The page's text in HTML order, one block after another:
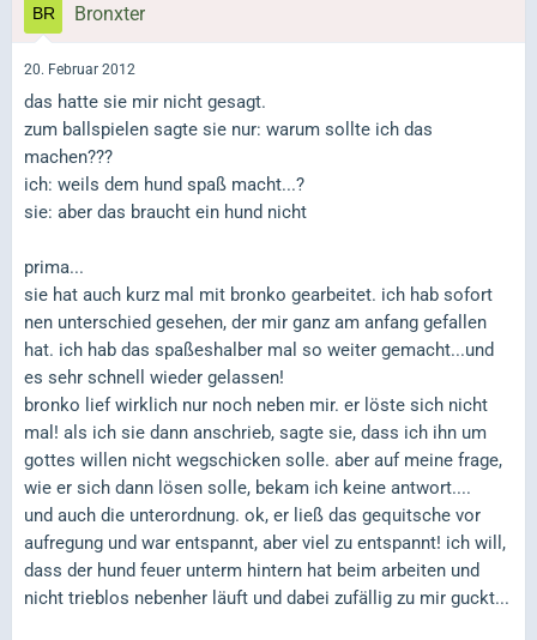
Bronxter
20. Februar 2012
das hatte sie mir nicht gesagt.
zum ballspielen sagte sie nur: warum sollte ich das
machen???
ich: weils dem hund spaß macht...?
sie: aber das braucht ein hund nicht
prima...
sie hat auch kurz mal mit bronko gearbeitet. ich hab sofort
nen unterschied gesehen, der mir ganz am anfang gefallen
hat. ich hab das spaßeshalber mal so weiter gemacht...und
es sehr schnell wieder gelassen!
bronko lief wirklich nur noch neben mir. er löste sich nicht
mal! als ich sie dann anschrieb, sagte sie, dass ich ihn um
gottes willen nicht wegschicken solle. aber auf meine frage,
wie er sich dann lösen solle, bekam ich keine antwort....
und auch die unterordnung. ok, er ließ das gequitsche vor
aufregung und war entspannt, aber viel zu entspannt! ich will,
dass der hund feuer unterm hintern hat beim arbeiten und
nicht trieblos nebenher läuft und dabei zufällig zu mir guckt...